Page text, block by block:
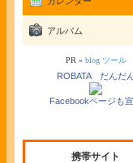
アルバム
PR » blog ツール
ROBATA だんだ
Facebookページも
携帯サイト